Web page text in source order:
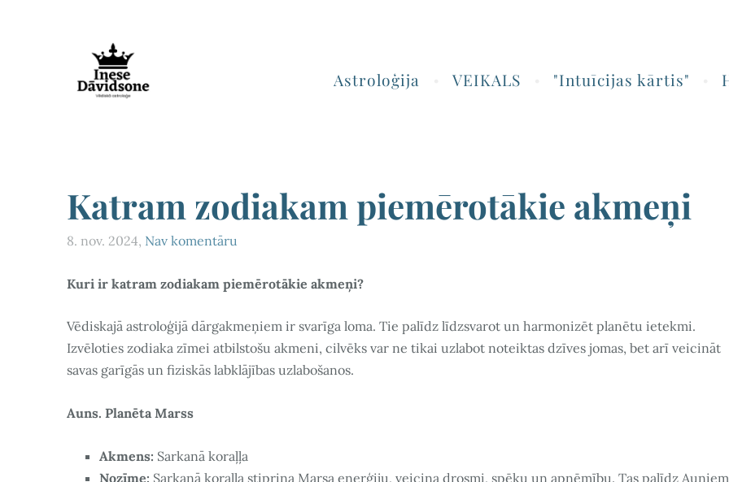
Astroloģija VEIKALS "Intuīcijas kārtis"
Katram zodiakam piemērotākie akmeņi
8. nov. 2024, Nav komentāru
Kuri ir katram zodiakam piemērotākie akmeņi?
Vēdiskajā astroloģijā dārgakmeņiem ir svarīga loma. Tie palīdz līdzsvarot un harmonizēt planētu ietekmi.
Izvēloties zodiaka zīmei atbilstošu akmeni, cilvēks var ne tikai uzlabot noteiktas dzīves jomas, bet arī veicināt
savas garīgās un fiziskās labklājības uzlabošanos.
Auns. Planēta Marss
Akmens: Sarkanā koraļļa
Nozīme: Sarkanā koraļļa stiprina Marsa enerģiju, veicina drosmi, spēku un apņēmību. Tas palīdz Auniem